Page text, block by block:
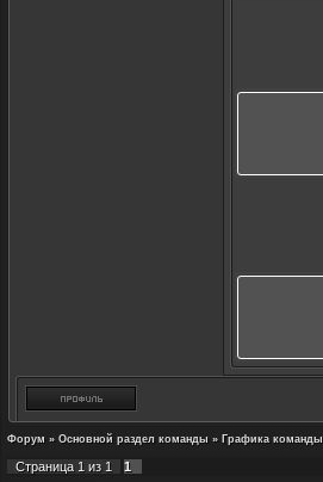
Форум » Основной раздел команды » Графика команды
Страница 1 из 1 1